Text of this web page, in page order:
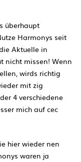
überhaupt
Harmonys seit
Aktuelle in
nicht missen! Wenn
wirds richtig
mit zig
4 verschiedene
mich auf cec
hier wieder nen
waren ja